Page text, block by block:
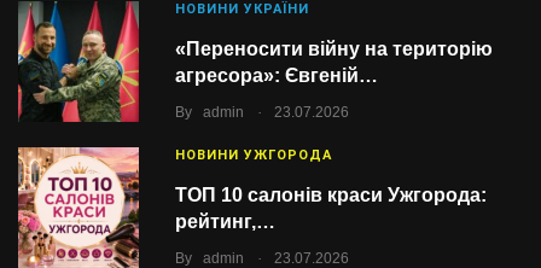
НОВИНИ УКРАЇНИ
«Переносити війну на територію
агресора»: Євгеній…
By admin . 23.07.2026
НОВИНИ УЖГОРОДА
ТОП 10 салонів краси Ужгорода:
рейтинг,…
By admin . 23.07.2026